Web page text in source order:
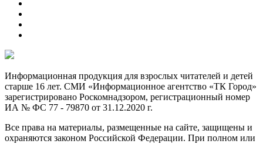
Информационная продукция для взрослых читателей и детей
старше 16 лет. СМИ «Информационное агентство «ТК Город»
зарегистрировано Роскомнадзором, регистрационный номер
ИА № ФС 77 - 79870 от 31.12.2020 г.
Все права на материалы, размещенные на сайте, защищены и
охраняются законом Российской Федерации. При полном или